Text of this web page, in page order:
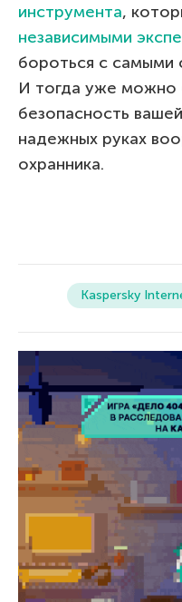
инструмента,
независимыми
бороться с самыми
И тогда уже можно
безопасность
надежных руках
охранника.
Kaspersky